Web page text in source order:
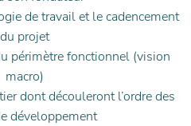
de travail et le cadencement
du projet
périmètre fonctionnel (vision
macro)
dont découleront l’ordre des
développement